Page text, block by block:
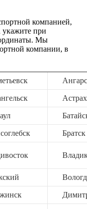
компанией,
укажите при
Мы
компании, в
Братск